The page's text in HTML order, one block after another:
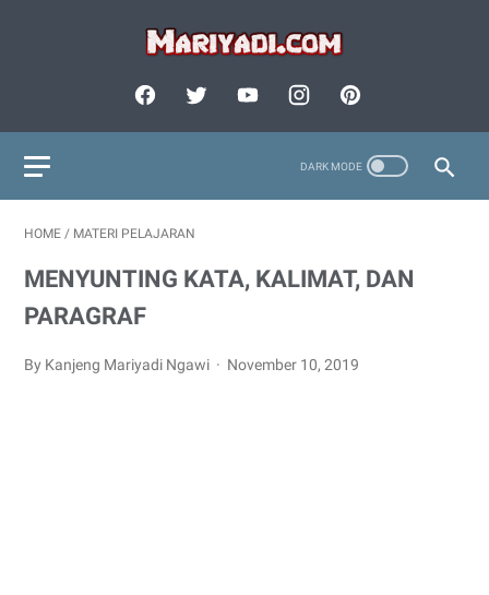
HOME / MATERI PELAJARAN
MENYUNTING KATA, KALIMAT, DAN
PARAGRAF
By Kanjeng Mariyadi Ngawi November 10, 2019